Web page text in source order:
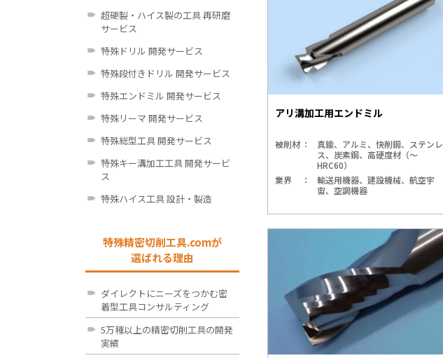
アリ溝加工用エンドミル
被削材
真鍮、アルミ、快削鋼、ステンレ
ス、炭素鋼、高硬度材（～
HRC60）
業界
輸送用機器、建設機械、航空宇
宙、空調機器
超硬製・ハイス製の工具 再研磨
サービス
特殊ドリル 開発サービス
特殊段付きドリル 開発サービス
特殊エンドミル 開発サービス
特殊リーマ 開発サービス
特殊総型工具 開発サービス
特殊キー溝加工工具 開発サービ
ス
特殊ハイス工具 設計・製造
特殊精密切削工具.comが
選ばれる理由
ダイレクトにニーズをつかむ密
着型工具コンサルティング
5万種以上の精密切削工具の開発
実績